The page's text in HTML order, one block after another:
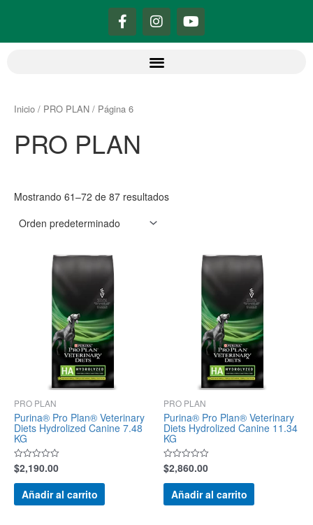
F
a
c
k
f
I
n
s
t
a
Y
o
u
Inicio / PRO PLAN / Página 6
PRO PLAN
Mostrando 61–72 de 87 resultados
PRO PLAN
Purina® Pro Plan® Veterinary
Diets Hydrolized Canine 7.48
KG
Valorado
con
0
$2,190.00
Añadir al carrito
PRO PLAN
Purina® Pro Plan® Veterinary
Diets Hydrolized Canine 11.34
KG
Valorado
con
0
$2,860.00
Añadir al carrito